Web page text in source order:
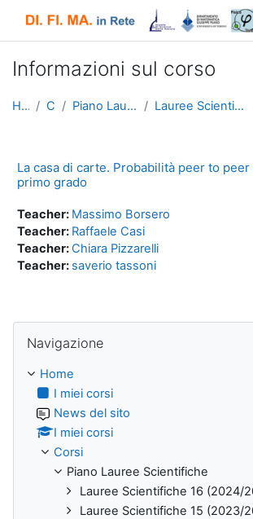
Informazioni sul corso
Home Corsi Piano Lauree Scientifiche Lauree Scientifiche 12 (2020/2021)
La casa di carte. Probabilità peer to
primo grado
Teacher: Massimo Borsero
Teacher: Raffaele Casi
Teacher:Chiara Pizzarelli
Teacher: saverio tassoni
Navigazione
Home
I miei corsi
News del sito
I miei corsi
Corsi
Piano Lauree Scientifiche
Lauree Scientifiche 16 (2024/
Lauree Scientifiche 15 (2023/